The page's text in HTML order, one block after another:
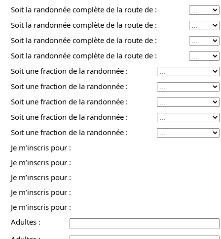
Soit la randonnée complète de la route de :
Soit la randonnée complète de la route de :
Soit la randonnée complète de la route de :
Soit la randonnée complète de la route de :
Soit une fraction de la randonnée :
Soit une fraction de la randonnée :
Soit une fraction de la randonnée :
Soit une fraction de la randonnée :
Soit une fraction de la randonnée :
Je m’inscris pour :
Je m’inscris pour :
Je m’inscris pour :
Je m’inscris pour :
Je m’inscris pour :
Adultes :